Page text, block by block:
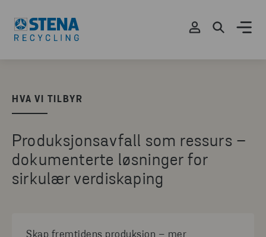
HVA VI TILBYR
Produksjonsavfall som ressurs –
dokumenterte løsninger for
sirkulær verdiskaping